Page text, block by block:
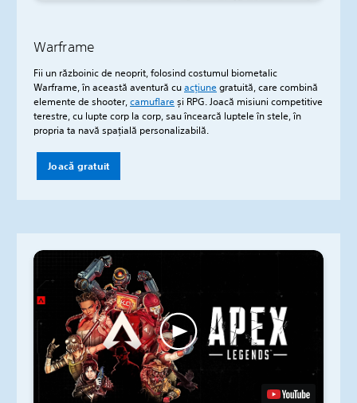
Warframe
Fii un războinic de neoprit, folosind costumul biometalic
Warframe, în această aventură cuacțiunegratuită, care combină
elemente de shooter,camuflareși RPG. Joacă misiuni competitive
terestre, cu lupte corp la corp, sau încearcă luptele în stele, în
propria ta navă spațială personalizabilă.
Joacă gratuit